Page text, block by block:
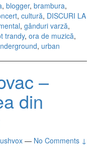
, blogger, brambura,
, cultură, DISCURI LA
, gânduri varză,
trandy, ora de muzică,
, urban
–
din
— No Comments ↓